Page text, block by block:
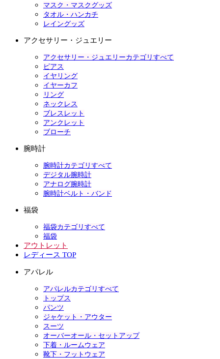
マスク・マスクグッズ
タオル・ハンカチ
レイングッズ
アクセサリー・ジュエリー
アクセサリー・ジュエリーカテゴリすべて
ピアス
イヤリング
イヤーカフ
リング
ネックレス
ブレスレット
アンクレット
ブローチ
腕時計
腕時計カテゴリすべて
デジタル腕時計
アナログ腕時計
腕時計ベルト・バンド
福袋
福袋カテゴリすべて
福袋
アウトレット
レディース TOP
アパレル
アパレルカテゴリすべて
トップス
パンツ
ジャケット・アウター
スーツ
オーバーオール・セットアップ
下着・ルームウェア
靴下・フットウェア